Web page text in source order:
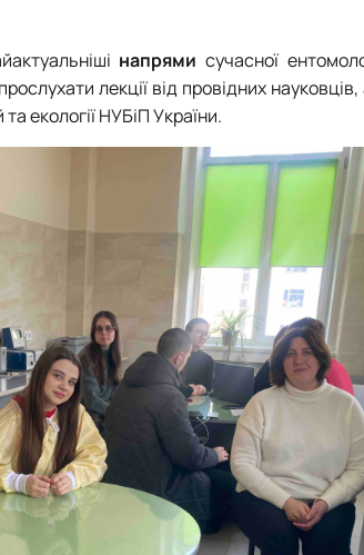
напрями сучасної
лекції від провідних науковців,
екології НУБіП України.